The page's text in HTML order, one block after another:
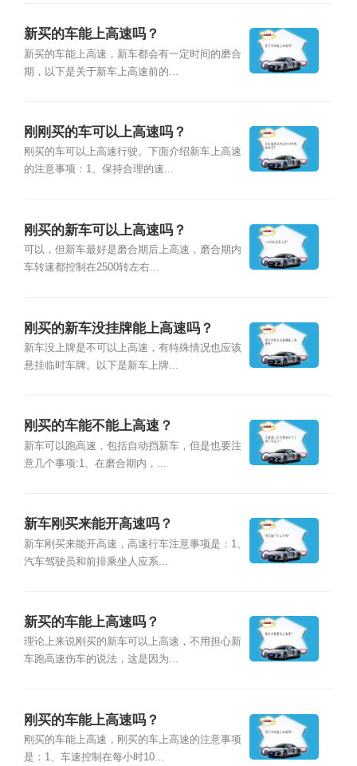
新买的车能上高速吗？
新买的车能上高速，新车都会有一定时间的磨合
期，以下是关于新车上高速前的...
刚刚买的车可以上高速吗？
刚买的车可以上高速行驶。下面介绍新车上高速
的注意事项：1、保持合理的速...
刚买的新车可以上高速吗？
可以，但新车最好是磨合期后上高速，磨合期内
车转速都控制在2500转左右...
刚买的新车没挂牌能上高速吗？
新车没上牌是不可以上高速，有特殊情况也应该
悬挂临时车牌。以下是新车上牌...
刚买的车能不能上高速？
新车可以跑高速，包括自动挡新车，但是也要注
意几个事项:1、在磨合期内，...
新车刚买来能开高速吗？
新车刚买来能开高速，高速行车注意事项是：1、
汽车驾驶员和前排乘坐人应系...
新买的车能上高速吗？
理论上来说刚买的新车可以上高速，不用担心新
车跑高速伤车的说法，这是因为...
刚买的车能上高速吗？
刚买的车能上高速，刚买的车上高速的注意事项
是：1、车速控制在每小时10...